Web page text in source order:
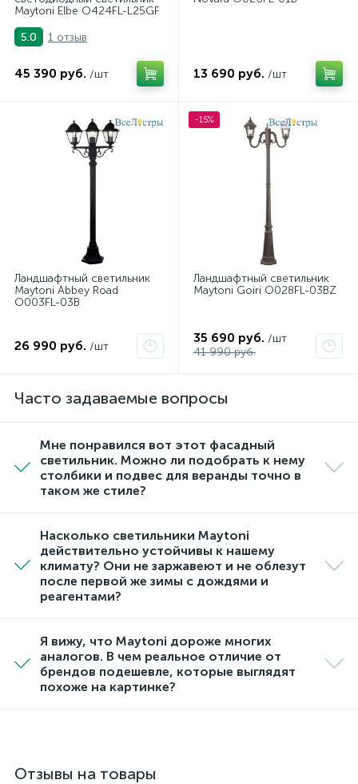
Maytoni Elbe O424FL-L25GF
5.0
1 отзыв
45 390 руб. /шт 13 690 руб. /шт
Ландшафтный светильник
Maytoni Abbey Road
O003FL-03B
26 990 руб. /шт
-15%
Ландшафтный светильник
Maytoni Goiri O028FL-03BZ
35 690 руб. /шт
41 990 руб.
Часто задаваемые вопросы
Мне понравился вот этот фасадный
светильник. Можно ли подобрать к нему
столбики и подвес для веранды точно в
таком же стиле?
Насколько светильники Maytoni
действительно устойчивы к нашему
климату? Они не заржавеют и не облезут
после первой же зимы с дождями и
реагентами?
Я вижу, что Maytoni дороже многих
аналогов. В чем реальное отличие от
брендов подешевле, которые выглядят
похоже на картинке?
Отзывы на товары